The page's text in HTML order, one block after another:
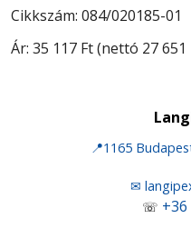
Cikkszám: 084/020185-01
Ár: 35 117 Ft(nettó 27 651
📍1165
✉
☏ +36